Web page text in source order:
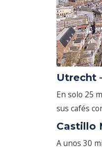
Utrecht
En solo 25
sus cafés
Castillo
A unos 30